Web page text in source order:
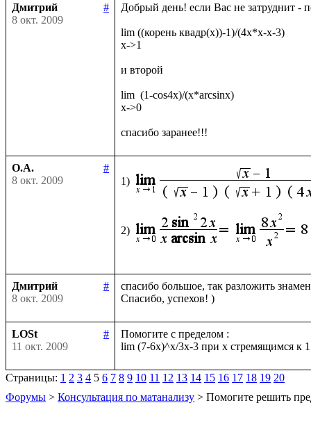
Дмитрий
#
8 окт. 2009
Добрый день! если Вас не затруднит -
lim ((корень квадр(x))-1)/(4x*x-x-3)
x->1
и второй
lim  (1-cos4x)/(x*arcsinx)
x->0
О.А.
#
8 окт. 2009
1)
2)
Дмитрий
#
8 окт. 2009
спасибо большое, так разложить
LOSt
#
11 окт. 2009
Помогите с пределом :
Страницы: 1 2 3 4 5 6 7 8 9 10 11 12 13 14 15 16 17 18 19 20
Форумы > Консультация по матанализу > Помогите решить